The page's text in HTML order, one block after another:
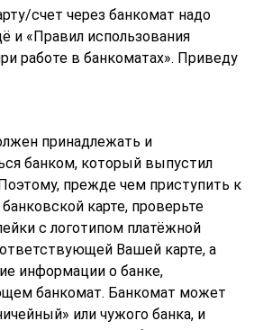
счет через банкомат надо
и «Правил использования
работе в банкоматах». Приведу
принадлежать и
банком, который выпустил
прежде чем приступить к
карте, проверьте
с логотипом платёжной
Вашей карте, а
информации о банке,
банкомат. Банкомат может
или чужого банка, и